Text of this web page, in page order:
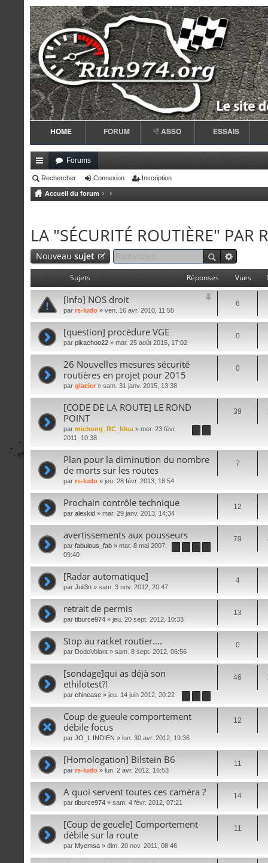
HOME FORUM ASSO ESSAIS
ac
co
s
Forums
Rechercher Connexion Inscription
Accueil du forum
LA "SÉCURITÉ ROUTIÈRE" PAR
Nouveau sujet
Sujets Réponses Vues
[Info] NOS droit
par rs-ludo » ven. 16 avr. 2010, 11:55
6
[question] procédure VGE
par pikachoo22 » mar. 25 août 2015, 17:02
0
26 Nouvelles mesures sécurité
routières en projet pour 2015
par glacier » sam. 31 janv. 2015, 13:38
0
[CODE DE LA ROUTE] LE ROND
POINT
par michong_RC_bleu » mer. 23 févr.
2011, 10:38
39
Plan pour la diminution du nombre
de morts sur les routes
par rs-ludo » jeu. 28 févr. 2013, 18:54
7
Prochain contrôle technique
par alexkid » mar. 29 janv. 2013, 14:34
12
avertissements aux pousseurs
par fabulous_fab » mar. 8 mai 2007,
09:40
79
[Radar automatique]
par Juli3n » sam. 3 nov. 2012, 20:47
4
retrait de permis
par tiburce974 » jeu. 20 sept. 2012, 10:33
13
Stop au racket routier....
par DodoVolant » sam. 8 sept. 2012, 06:56
0
[sondage]qui as déjà son
ethilotest?!
par chinease » jeu. 14 juin 2012, 20:22
46
Coup de gueule comportement
débile focus
par JO_L INDIEN » lun. 30 avr. 2012, 19:36
12
[Homologation] Bilstein B6
par rs-ludo » lun. 2 avr. 2012, 16:53
11
A quoi servent toutes ces caméra ?
par tiburce974 » sam. 4 févr. 2012, 07:21
14
[Coup de geuele] Comportement
débile sur la route
par Myemsa » dim. 20 nov. 2011, 08:46
11